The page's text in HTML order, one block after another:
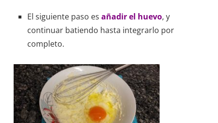
El siguiente paso es añadir el huevo, y
continuar batiendo hasta integrarlo por
completo.